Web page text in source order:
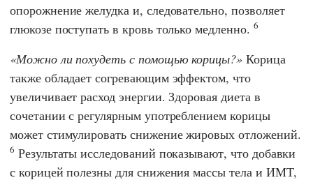
опорожнение желудка и, следовательно, позволяет
глюкозе поступать в кровь только медленно. 6
Можно ли похудеть с помощью корицы? Корица
также обладает согревающим эффектом, что
увеличивает расход энергии. Здоровая диета в
сочетании с регулярным употреблением корицы
может стимулировать снижение жировых отложений.
6 Результаты исследований показывают, что добавки
с корицей полезны для снижения массы тела и ИМТ,